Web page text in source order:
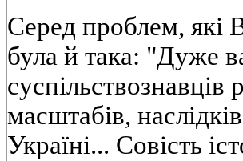
Серед проблем, якi
була й така: "Дуже
суспiльствознавцiв
масштабiв,
Українi... Совiсть